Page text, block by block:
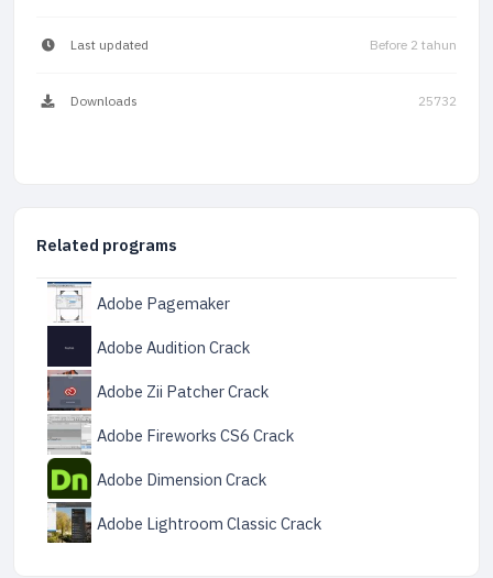
Last updated Before 2 tahun
Downloads 25732
Related programs
Adobe Pagemaker
Adobe Audition Crack
Adobe Zii Patcher Crack
Adobe Fireworks CS6 Crack
Adobe Dimension Crack
Adobe Lightroom Classic Crack